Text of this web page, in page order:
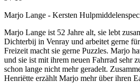
Marjo Lange - Kersten
Marjo Lange ist 52 Jahre alt, sie lebt
Dichterbij in Venray und arbeitet gerne
Freizeit macht sie gerne Puzzles. Marjo
und sie ist mit ihrem neuen Fahrrad sehr
schon lange nicht mehr geradelt.
Henriëtte erzählt Marjo mehr über ihren